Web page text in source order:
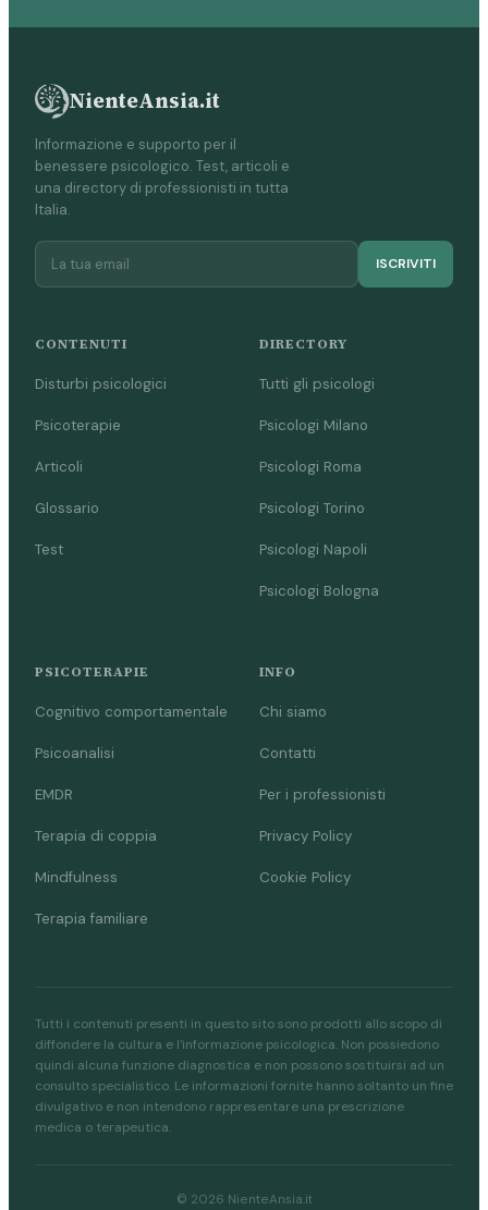
NienteAnsia.it
Informazione e supporto per il
benessere psicologico. Test, articoli e
una directory di professionisti in tutta
Italia.
ISCRIVITI
CONTENUTI
Disturbi psicologici
Psicoterapie
Articoli
Glossario
Test
DIRECTORY
Tutti gli psicologi
Psicologi Milano
Psicologi Roma
Psicologi Torino
Psicologi Napoli
Psicologi Bologna
PSICOTERAPIE
Cognitivo comportamentale
Psicoanalisi
EMDR
Terapia di coppia
Mindfulness
Terapia familiare
INFO
Chi siamo
Contatti
Per i professionisti
Privacy Policy
Cookie Policy
Tutti i contenuti presenti in questo sito sono prodotti allo scopo di
diffondere la cultura e l'informazione psicologica. Non possiedono
quindi alcuna funzione diagnostica e non possono sostituirsi ad un
consulto specialistico. Le informazioni fornite hanno soltanto un fine
divulgativo e non intendono rappresentare una prescrizione
medica o terapeutica.
© 2026 NienteAnsia.it